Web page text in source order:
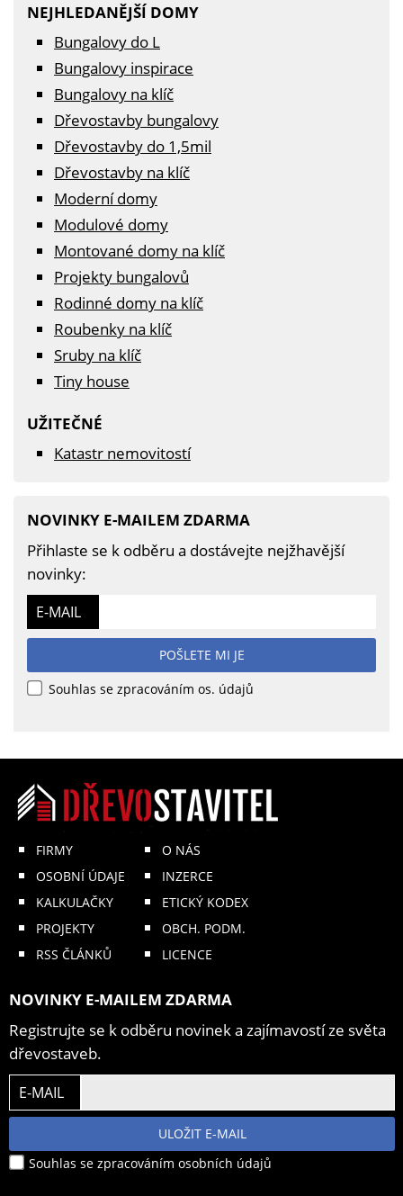
NEJHLEDANĚJŠÍ DOMY
Bungalovy do L
Bungalovy inspirace
Bungalovy na klíč
Dřevostavby bungalovy
Dřevostavby do 1,5mil
Dřevostavby na klíč
Moderní domy
Modulové domy
Montované domy na klíč
Projekty bungalovů
Rodinné domy na klíč
Roubenky na klíč
Sruby na klíč
Tiny house
UŽITEČNÉ
Katastr nemovitostí
NOVINKY E-MAILEM ZDARMA
Přihlaste se k odběru a dostávejte nejžhavější
novinky:
E-MAIL
POŠLETE MI JE
Souhlas se zpracováním os. údajů
FIRMY
OSOBNÍ ÚDAJE
KALKULAČKY
PROJEKTY
RSS ČLÁNKŮ
O NÁS
INZERCE
ETICKÝ KODEX
OBCH. PODM.
LICENCE
NOVINKY E-MAILEM ZDARMA
Registrujte se k odběru novinek a zajímavostí ze světa
dřevostaveb.
E-MAIL
ULOŽIT E-MAIL
Souhlas se zpracováním osobních údajů